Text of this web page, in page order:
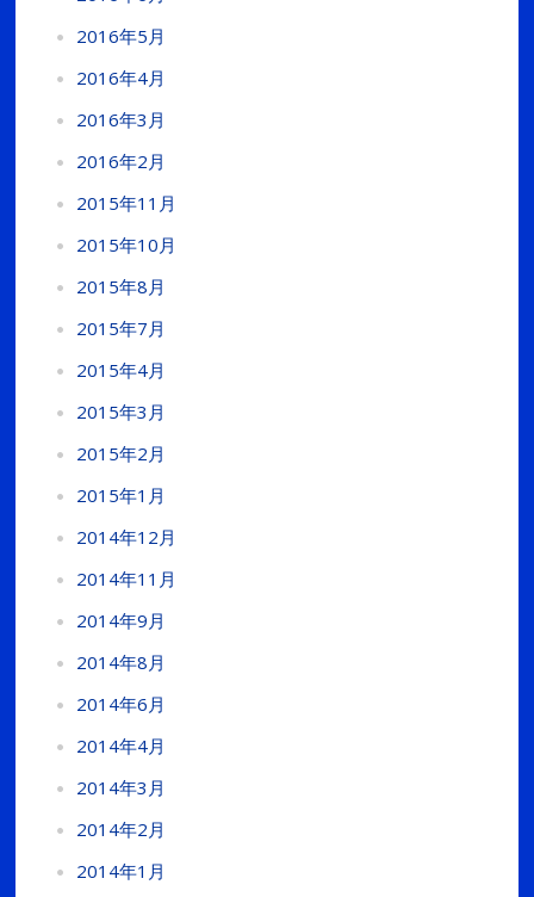
2016年5月
2016年4月
2016年3月
2016年2月
2015年11月
2015年10月
2015年8月
2015年7月
2015年4月
2015年3月
2015年2月
2015年1月
2014年12月
2014年11月
2014年9月
2014年8月
2014年6月
2014年4月
2014年3月
2014年2月
2014年1月